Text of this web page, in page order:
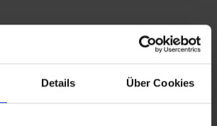
Details Über Cookies
van de pure smaak: Ons actief
active verwijdert bacteriën, vervuilende
volledig vrij van chemicaliën.